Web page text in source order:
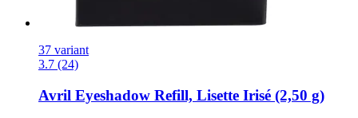
37 variant
3.7 (24)
Avril Eyeshadow Refill, Lisette Irisé (2,50 g)